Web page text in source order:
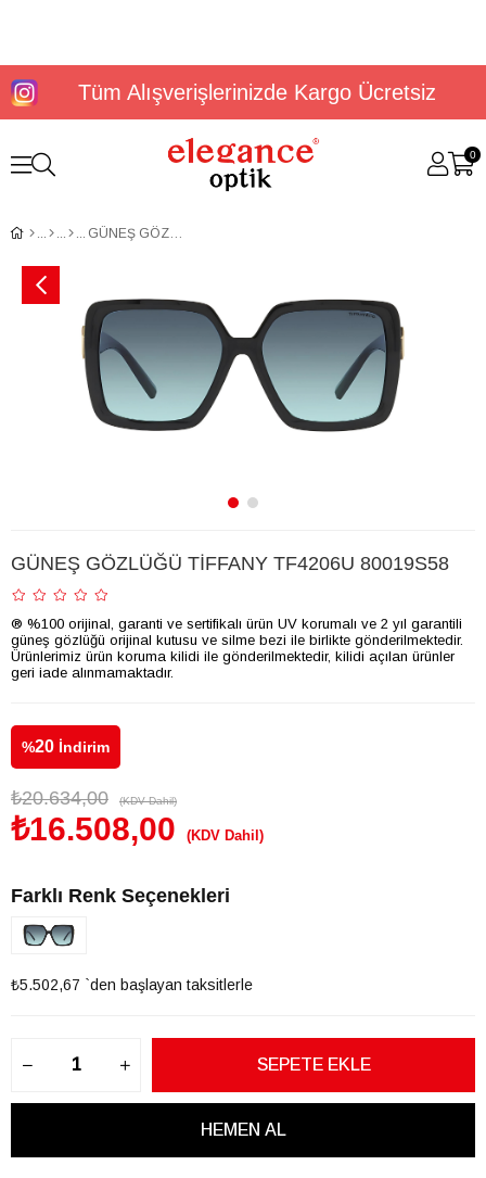
Tüm Alışverişlerinizde Kargo Ücretsiz
0
GÜNEŞ GÖZLÜĞÜ TİFFANY TF4206U 80019S58
GÜNEŞ GÖZLÜĞÜ TİFFANY TF4206U 80019S58
® %100 orijinal, garanti ve sertifikalı ürün UV korumalı ve 2 yıl garantili
güneş gözlüğü orijinal kutusu ve silme bezi ile birlikte gönderilmektedir.
Ürünlerimiz ürün koruma kilidi ile gönderilmektedir, kilidi açılan ürünler
geri iade alınmamaktadır.
%20 İndirim
₺20.634,00 (KDV Dahil)
₺16.508,00 (KDV Dahil)
Farklı Renk Seçenekleri
₺5.502,67 `den başlayan taksitlerle